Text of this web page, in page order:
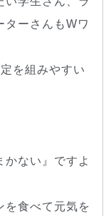
ターさんもWワ
を組みやすい
ない』ですよ
を食べて元気を